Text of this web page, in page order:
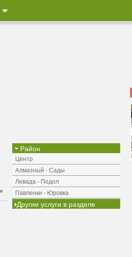
Район
Центр
Алмазный - Сады
Левада - Подол
Павленки - Юровка
Другие услуги в разделе